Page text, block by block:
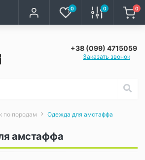
0 0 0
+38 (099) 4715059
Заказать звонок
по породам Одежда для амстаффа
амстаффа